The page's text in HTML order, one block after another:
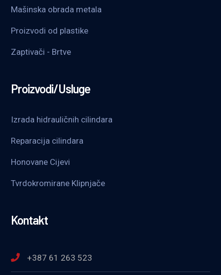
Mašinska obrada metala
Proizvodi od plastike
Zaptivači - Brtve
Proizvodi/Usluge
Izrada hidrauličnih cilindara
Reparacija cilindara
Honovane Cijevi
Tvrdokromirane Klipnjače
Kontakt
+387 61 263 523